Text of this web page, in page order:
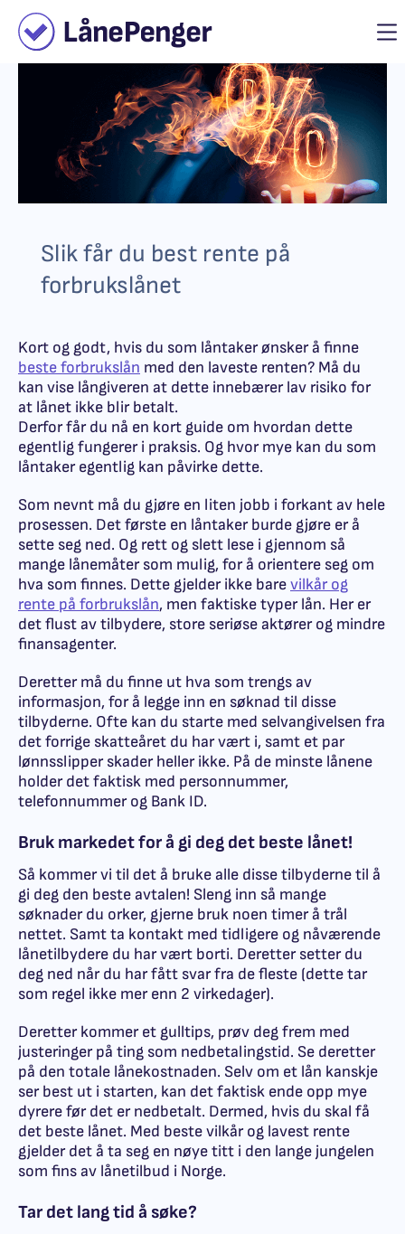
Slik får du best rente på
forbrukslånet
Kort og godt, hvis du som låntaker ønsker å finne
beste forbrukslån med den laveste renten? Må du
kan vise långiveren at dette innebærer lav risiko for
at lånet ikke blir betalt.
Derfor får du nå en kort guide om hvordan dette
egentlig fungerer i praksis. Og hvor mye kan du som
låntaker egentlig kan påvirke dette.
Som nevnt må du gjøre en liten jobb i forkant av hele
prosessen. Det første en låntaker burde gjøre er å
sette seg ned. Og rett og slett lese i gjennom så
mange lånemåter som mulig, for å orientere seg om
hva som finnes. Dette gjelder ikke barevilkår og
rente på forbrukslån, men faktiske typer lån. Her er
det flust av tilbydere, store seriøse aktører og mindre
finansagenter.
Deretter må du finne ut hva som trengs av
informasjon, for å legge inn en søknad til disse
tilbyderne. Ofte kan du starte med selvangivelsen fra
det forrige skatteåret du har vært i, samt et par
lønnsslipper skader heller ikke. På de minste lånene
holder det faktisk med personnummer,
telefonnummer og Bank ID.
Bruk markedet for å gi deg det beste lånet!
Så kommer vi til det å bruke alle disse tilbyderne til å
gi deg den beste avtalen! Sleng inn så mange
søknader du orker, gjerne bruk noen timer å trål
nettet. Samt ta kontakt med tidligere og nåværende
lånetilbydere du har vært borti. Deretter setter du
deg ned når du har fått svar fra de fleste (dette tar
som regel ikke mer enn 2 virkedager).
Deretter kommer et gulltips, prøv deg frem med
justeringer på ting som nedbetalingstid. Se deretter
på den totale lånekostnaden. Selv om et lån kanskje
ser best ut i starten, kan det faktisk ende opp mye
dyrere før det er nedbetalt. Dermed, hvis du skal få
det beste lånet. Med beste vilkår og lavest rente
gjelder det å ta seg en nøye titt i den lange jungelen
som fins av lånetilbud i Norge.
Tar det lang tid å søke?